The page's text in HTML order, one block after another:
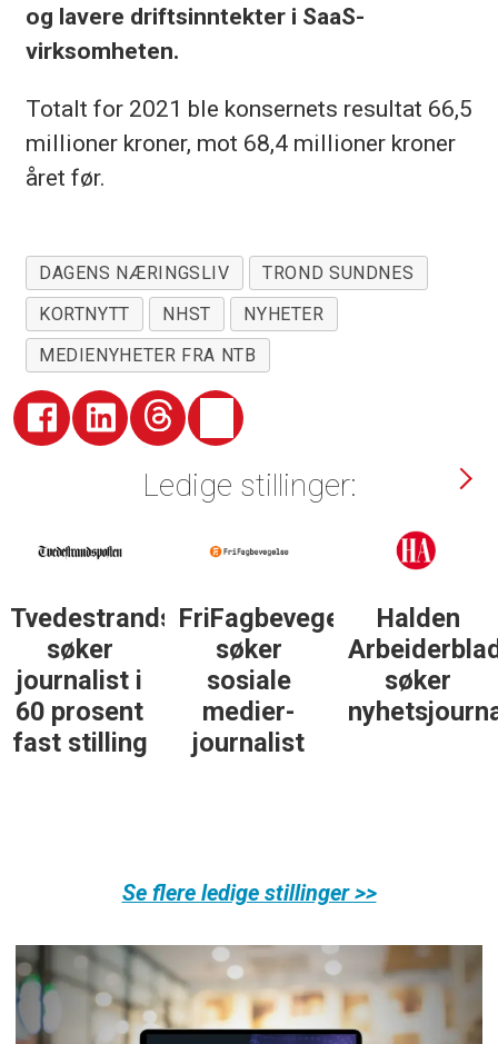
og lavere driftsinntekter i SaaS-
virksomheten.
Totalt for 2021 ble konsernets resultat 66,5
millioner kroner, mot 68,4 millioner kroner
året før.
DAGENS NÆRINGSLIV
TROND SUNDNES
KORTNYTT
NHST
NYHETER
MEDIENYHETER FRA NTB
Ledige stillinger:
FriFagbevegelse
søker
sosiale
medier-
journalist
Halden
Arbeiderblad
søker
nyhetsjournalist
25. juni
søker
journalist
Se flere ledige stillinger >>